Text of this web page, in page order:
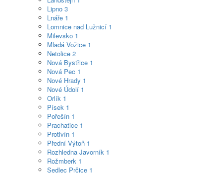
Lipno 3
Lnáře 1
Lomnice nad Lužnicí 1
Milevsko 1
Mladá Vožice 1
Netolice 2
Nová Bystřice 1
Nová Pec 1
Nové Hrady 1
Nové Údolí 1
Orlík 1
Písek 1
Pořešín 1
Prachatice 1
Protivín 1
Přední Výtoň 1
Rozhledna Javorník 1
Rožmberk 1
Sedlec Prčice 1